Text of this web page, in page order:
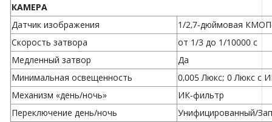
КАМЕРА
Датчик изображения
1/2,7-дюймовая КМОП-
Скорость затвора
от 1/3 до 1/10000 с
Медленный затвор
Да
Минимальная освещенность
0,005 Люкс; 0 Люкс с
Механизм «день/ночь»
ИК-фильтр
Переключение день/ночь
Унифицированный/